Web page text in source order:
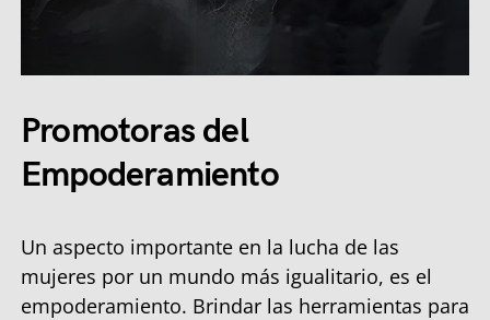
Promotoras del
Empoderamiento
Un aspecto importante en la lucha de las
mujeres por un mundo más igualitario, es el
empoderamiento. Brindar las herramientas para